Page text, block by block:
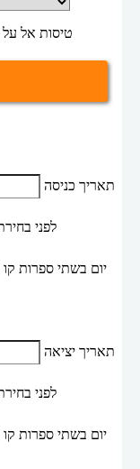
טיסות אל
תאריך כניסה
לפני
יום בשתי ספרות
תאריך יציאה
לפני
יום בשתי ספרות